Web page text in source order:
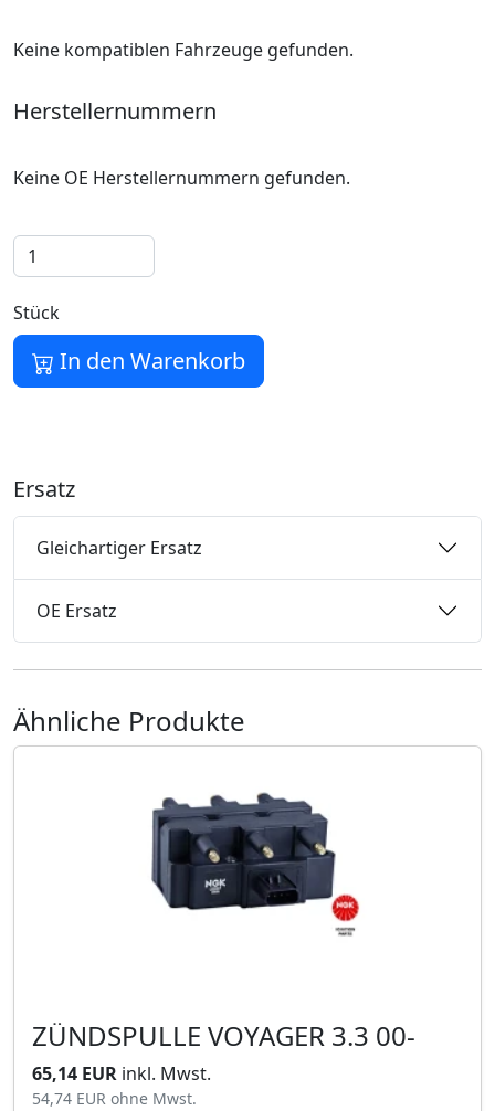
Keine kompatiblen Fahrzeuge gefunden.
Herstellernummern
Keine OE Herstellernummern gefunden.
Stück
In den Warenkorb
Ersatz
Gleichartiger Ersatz
OE Ersatz
Ähnliche Produkte
ZÜNDSPULLE VOYAGER 3.3 00-
65,14 EUR inkl. Mwst.
54,74 EUR ohne Mwst.